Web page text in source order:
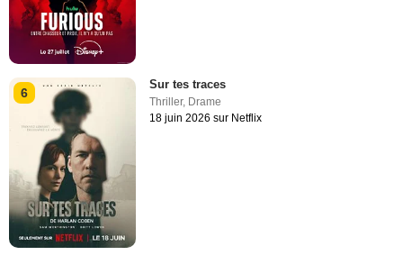
6
Sur tes traces
Thriller, Drame
18 juin 2026 sur Netflix